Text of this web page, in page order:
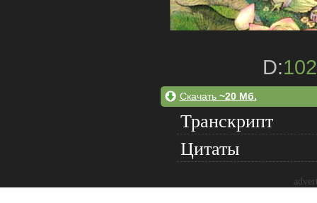
D:
Скачать ~20 Мб.
Транскрипт
Цитаты